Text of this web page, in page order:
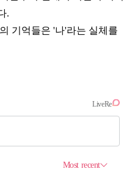
.
기억들은 '나'라는 실체를